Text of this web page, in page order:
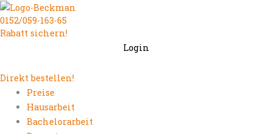
Zum
Inhalt
springen
0152/059-163-65
Rabatt sichern!
Login
Direkt bestellen!
Preise
Hausarbeit
Bachelorarbeit